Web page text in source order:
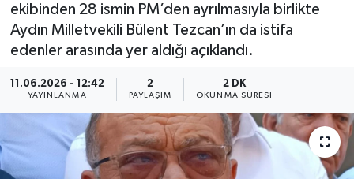
ekibinden 28 ismin PM’den ayrılmasıyla birlikte
Aydın Milletvekili Bülent Tezcan’ın da istifa
edenler arasında yer aldığı açıklandı.
11.06.2026 - 12:42
YAYINLANMA
2
PAYLAŞIM
2 DK
OKUNMA SÜRESI
Kültür Sanat
Spor
Son Dakika Haberleri
Haber Arşivi